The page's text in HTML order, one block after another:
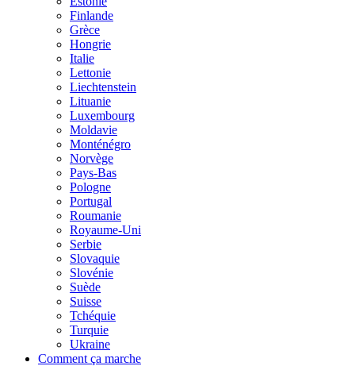
Finlande
Grèce
Hongrie
Italie
Lettonie
Liechtenstein
Lituanie
Luxembourg
Moldavie
Monténégro
Norvège
Pays-Bas
Pologne
Portugal
Roumanie
Royaume-Uni
Serbie
Slovaquie
Slovénie
Suède
Suisse
Tchéquie
Turquie
Ukraine
Comment ça marche